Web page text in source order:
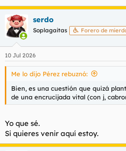
serdo
Soplagaitas Forero de
10 Jul 2026
Me lo dijo Pérez rebuznó:
Bien, es una cuestión que quizá
de una encrucijada vital (con j,
Yo que sé.
Si quieres venir aquí estoy.